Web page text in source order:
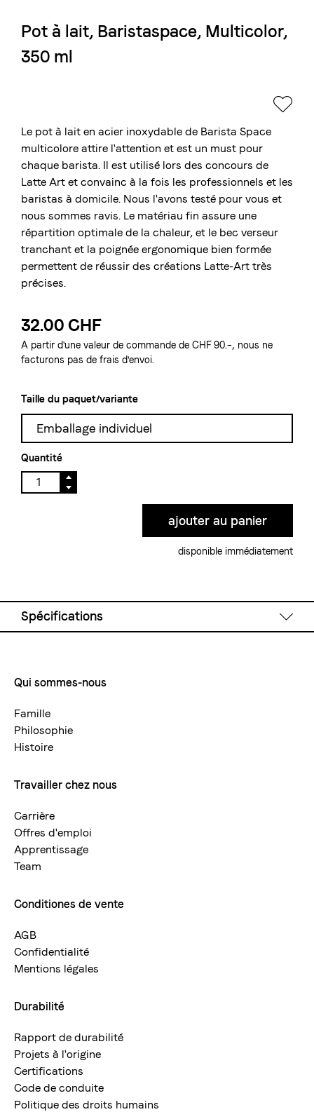
La torréfaction bernoise
Blasercafé
© 2026 Blasercafé AG
Pot à lait, Baristaspace, Multicolor,
350 ml
Le pot à lait en acier inoxydable de Barista Space
multicolore attire l'attention et est un must pour
chaque barista. Il est utilisé lors des concours de
Latte Art et convainc à la fois les professionnels et les
baristas à domicile. Nous l'avons testé pour vous et
nous sommes ravis. Le matériau fin assure une
répartition optimale de la chaleur, et le bec verseur
tranchant et la poignée ergonomique bien formée
permettent de réussir des créations Latte-Art très
précises.
32.00 CHF
A partir d'une valeur de commande de CHF 90.–, nous ne
facturons pas de frais d'envoi.
Taille du paquet/variante
Emballage individuel
Quantité
disponible immédiatement
Spécifications
Matériau:
Couleur:
Hauteur:
Footermenue-
neu
Qui sommes-nous
Famille
Philosophie
Histoire
Travailler chez nous
Carrière
Offres d'emploi
Apprentissage
Team
Conditiones de vente
AGB
Confidentialité
Mentions légales
Durabilité
Rapport de durabilité
Projets à l'origine
Certifications
Code de conduite
Politique des droits humains